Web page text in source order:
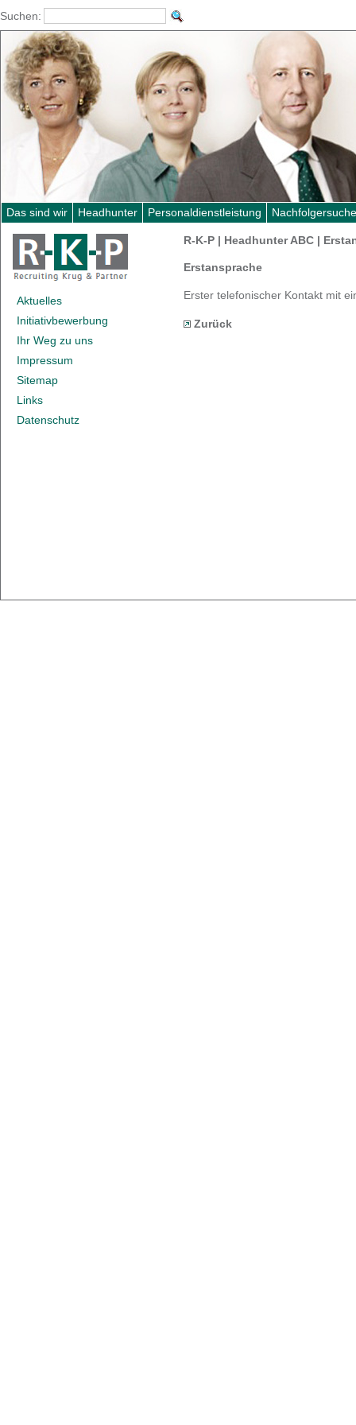
Suchen:
Das sind wir Headhunter Personaldienstleistung Nachfolgersuche
Aktuelles
Initiativbewerbung
Ihr Weg zu uns
Impressum
Sitemap
Links
Datenschutz
R-K-P | Headhunter ABC |
Erstansprache
Erster telefonischer Kontakt mit
Zurück